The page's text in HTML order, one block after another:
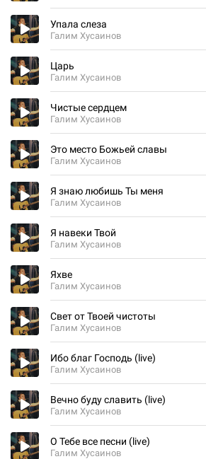
Упала слеза
Галим Хусаинов
Царь
Галим Хусаинов
Чистые сердцем
Галим Хусаинов
Это место Божьей славы
Галим Хусаинов
Я знаю любишь Ты меня
Галим Хусаинов
Я навеки Твой
Галим Хусаинов
Яхве
Галим Хусаинов
Свет от Твоей чистоты
Галим Хусаинов
Ибо благ Господь (live)
Галим Хусаинов
Вечно буду славить (live)
Галим Хусаинов
О Тебе все песни (live)
Галим Хусаинов